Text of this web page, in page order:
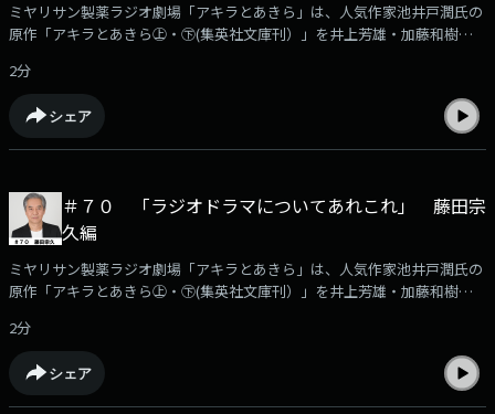
ミヤリサン製薬ラジオ劇場「アキラとあきら」は、人気作家池井戸潤氏の
原作「アキラとあきら㊤・㊦(集英社文庫刊）」を井上芳雄・加藤和樹のW
豪華出演者の「収録後の声」を収録！アフタートークとして番組の裏話や
役作りに付いてなど様々なエピソードをお届けします。本編はKBCラジオ
で毎週月曜日ごご6時30分から放送！（日曜あさ７時３０分から再放送）
今回の登場は山口祐一郎さんです。
2分
シェア
＃７０ 「ラジオドラマについてあれこれ」 藤田宗
久編
ミヤリサン製薬ラジオ劇場「アキラとあきら」は、人気作家池井戸潤氏の
原作「アキラとあきら㊤・㊦(集英社文庫刊）」を井上芳雄・加藤和樹のW
豪華出演者の「収録後の声」を収録！アフタートークとして番組の裏話や
役作りに付いてなど様々なエピソードをお届けします。本編はKBCラジオ
で毎週月曜日ごご6時30分から放送！（日曜あさ７時３０分から再放送）
今回の登場は俳優の藤田宗久さんです。
2分
シェア